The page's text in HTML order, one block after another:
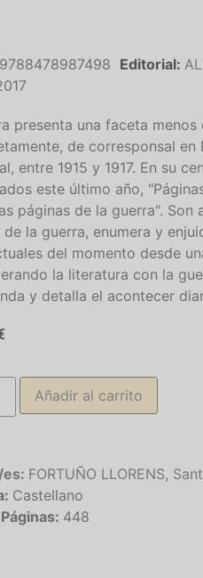
9788478987498 Editorial:
presenta una faceta
de corresponsal en
entre 1915 y 1917. En su
este último año,
páginas de la guerra".
la guerra, enumera y
del momento desde
la literatura con la
y detalla el acontecer
Añadir al carrito
FORTUÑO LLORENS,
Castellano
448